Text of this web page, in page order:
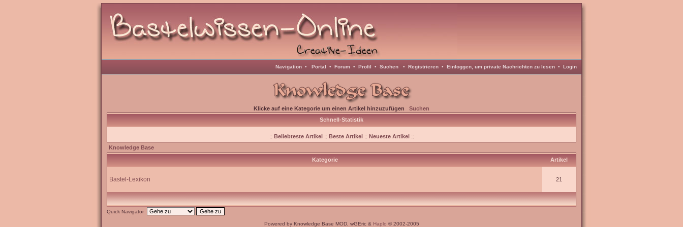
Navigation • Portal • Forum • Profil • Suchen • Registrieren • Einloggen, um private Nachrichten zu lesen • Login
Klicke auf eine Kategorie um einen Artikel hinzuzufügen
Suchen
Schnell-Statistik
:: Beliebteste Artikel:: Beste Artikel:: Neueste Artikel::
Knowledge Base
Kategorie
Artikel
Bastel-Lexikon 21
Quick Navigator
Powered by Knowledge Base MOD, wGEric & Haplo © 2002-2005